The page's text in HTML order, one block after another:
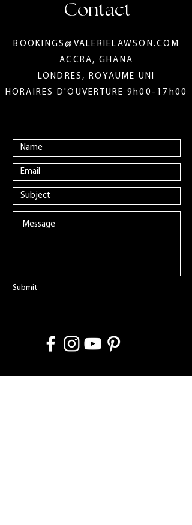
Contact
BOOKINGS@VALERIELAWSON.COM
ACCRA, GHANA
LONDRES, ROYAUME UNI
HORAIRES D'OUVERTURE 9h00-17h00
Submit